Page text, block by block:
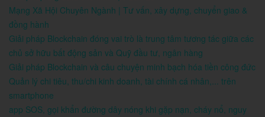
Mạng Xã Hội Chuyên Ngành | Tư vấn, xây dựng, chuyển giao &
đồng hành
Giải pháp Blockchain đóng vai trò là trung tâm tương tác giữa các
chủ sở hữu bất động sản và Quỹ đầu tư, ngân hàng
Giải pháp Blockchain và câu chuyện minh bạch hóa tiền công đức
Quản lý chi tiêu, thu/chi kinh doanh, tài chính cá nhân,... trên
smartphone
app SOS, gọi khẩn đường dây nóng khi gặp nạn, cháy nổ, nguy